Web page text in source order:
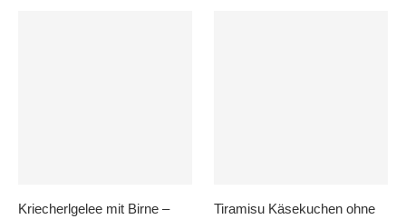
Kriecherlgelee mit Birne –
Tiramisu Käsekuchen ohne